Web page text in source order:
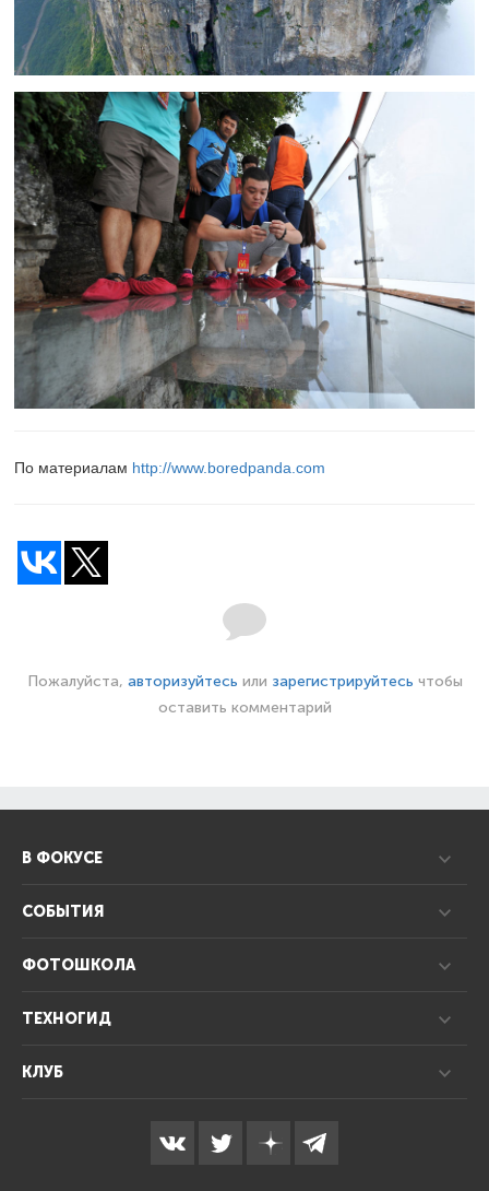
По материалам http://www.boredpanda.com
Пожалуйста, авторизуйтесь или зарегистрируйтесь чтобы
оставить комментарий
В ФОКУСЕ
СОБЫТИЯ
ФОТОШКОЛА
ТЕХНОГИД
КЛУБ